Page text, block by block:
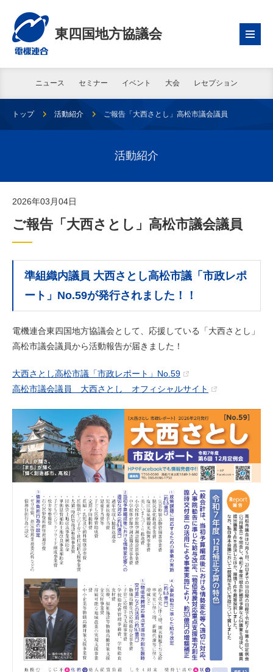
東四国地方協議会
ニュース セミナー イベント 大会 レセプション
トップ 活動紹介 ご報告「大西さとし」高松市議会議員
活動紹介
2026年03月04日
ご報告「大西さとし」高松市議会議員
準組織内議員 大西さとし高松市議「市政レポ
ート」No.59が発行されました！！
電機連合東四国地方協議会として、応援している「大西さとし」
高松市議会議員から活動報告が届きました！
大西さとし高松市議「市政レポート」No.59
高松市議会議員 大西さとし オフィシャルサイト